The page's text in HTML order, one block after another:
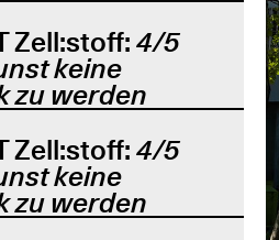
Zell:stoff: 4/5
keine
zu werden
Zell:stoff: 4/5
keine
zu werden